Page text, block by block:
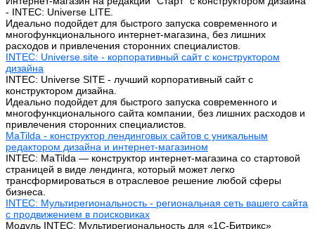
- INTEC: Universe LITE.
Идеально подойдет для быстрого запуска современного и
многофункционального интернет-магазина, без лишних
расходов и привлечения сторонних специалистов.
INTEC: Universe.site - корпоративный сайт с конструктором
дизайна
INTEC: Universe SITE - лучший корпоративный сайт с
конструктором дизайна.
Идеально подойдет для быстрого запуска современного и
многофункционального сайта компании, без лишних расходов и
привлечения сторонних специалистов.
MaTilda - конструктор лендинговых сайтов с уникальным
редактором дизайна и интернет-магазином
INTEC: MaTilda — конструктор интернет-магазина со стартовой
страницей в виде лендинга, который может легко
трансформироваться в отраслевое решение любой сферы
бизнеса.
INTEC: Мультирегиональность - региональная сеть вашего сайта
с продвижением в поисковиках
Модуль INTEC: Мультирегиональность для «1С-Битрикс»